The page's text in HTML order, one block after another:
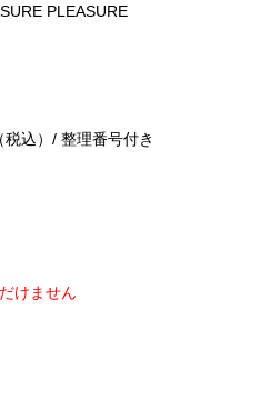
PLEASURE
込）/ 整理番号付き
けません